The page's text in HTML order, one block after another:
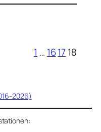
1 … 161718
2026)